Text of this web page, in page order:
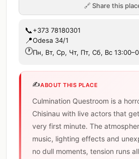
🔗Share this
📞+373 78180301
📍Odesa 34/1
🕐Пн, Вт, Ср, Чт, Пт, Сб, Вс
✍️ABOUT THIS PLACE
Culmination Questroom is a
Chisinau with live actors that
very first minute. The
music, lighting effects and
no dull moments, tension runs